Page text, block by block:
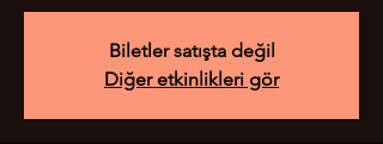
Biletler satışta değil
Diğer etkinlikleri gör